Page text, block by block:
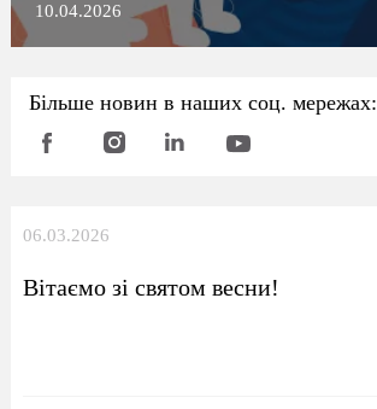
10.04.2026
Більше новин в наших соц. мережах:
06.03.2026
Вітаємо зі святом весни!